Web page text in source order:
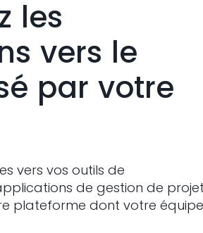
les
vers le
par votre
vers vos outils de
de gestion de
plateforme dont votre équipe